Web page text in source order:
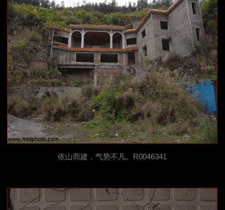
依山而建，气势不凡。R0046341